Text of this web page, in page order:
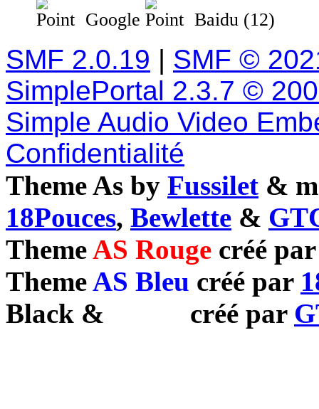
Google Baidu (12)
SMF 2.0.19 | SMF ©
SimplePortal 2.3.7 ©
Simple Audio Video
Confidentialité
Theme As by Fussilet &
18Pouces, Bewlette &
ThemeAS Rouge créé
ThemeAS Bleu créé par
Black & créé par